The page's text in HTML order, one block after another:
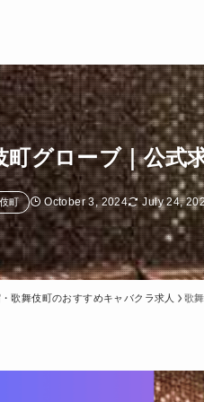
町グローブ｜公式
町 October 3, 2024 July 24,
歌舞伎町のおすすめキャバクラ求人 歌